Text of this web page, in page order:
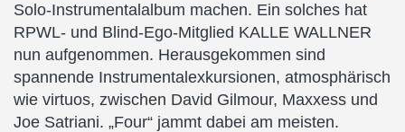
Solo-Instrumentalalbum machen. Ein solches hat
RPWL- und Blind-Ego-Mitglied KALLE WALLNER
nun aufgenommen. Herausgekommen sind
spannende Instrumentalexkursionen, atmosphärisch
wie virtuos, zwischen David Gilmour, Maxxess und
Joe Satriani. „Four“ jammt dabei am meisten.